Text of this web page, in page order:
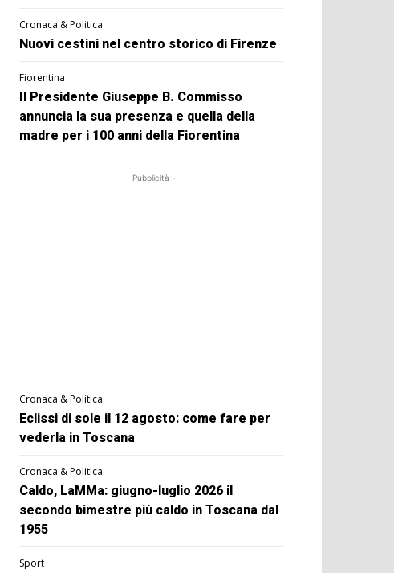
Cronaca & Politica
Nuovi cestini nel centro storico di Firenze
Fiorentina
Il Presidente Giuseppe B. Commisso
annuncia la sua presenza e quella della
madre per i 100 anni della Fiorentina
- Pubblicità -
Cronaca & Politica
Eclissi di sole il 12 agosto: come fare per
vederla in Toscana
Cronaca & Politica
Caldo, LaMMa: giugno-luglio 2026 il
secondo bimestre più caldo in Toscana dal
1955
Sport